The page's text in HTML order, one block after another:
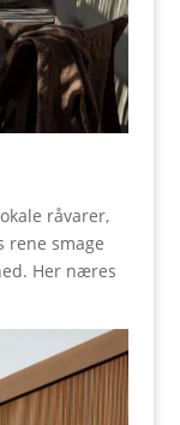
råvarer,
rene smage
Her næres